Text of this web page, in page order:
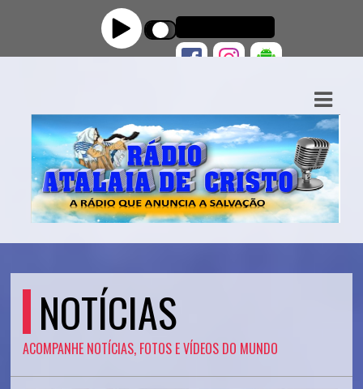
NOTÍCIAS
ACOMPANHE NOTÍCIAS, FOTOS E VÍDEOS DO MUNDO